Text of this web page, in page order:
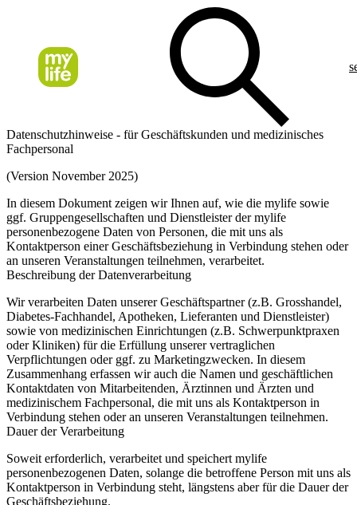
Datenschutzhinweise - für Geschäftskunden und medizinisches
Fachpersonal
(Version November 2025)
In diesem Dokument zeigen wir Ihnen auf, wie die mylife sowie
ggf. Gruppengesellschaften und Dienstleister der mylife
personenbezogene Daten von Personen, die mit uns als
Kontaktperson einer Geschäftsbeziehung in Verbindung stehen oder
an unseren Veranstaltungen teilnehmen, verarbeitet.
Beschreibung der Datenverarbeitung
Wir verarbeiten Daten unserer Geschäftspartner (z.B. Grosshandel,
Diabetes-Fachhandel, Apotheken, Lieferanten und Dienstleister)
sowie von medizinischen Einrichtungen (z.B. Schwerpunktpraxen
oder Kliniken) für die Erfüllung unserer vertraglichen
Verpflichtungen oder ggf. zu Marketingzwecken. In diesem
Zusammenhang erfassen wir auch die Namen und geschäftlichen
Kontaktdaten von Mitarbeitenden, Ärztinnen und Ärzten und
medizinischem Fachpersonal, die mit uns als Kontaktperson in
Verbindung stehen oder an unseren Veranstaltungen teilnehmen.
Dauer der Verarbeitung
Soweit erforderlich, verarbeitet und speichert mylife
personenbezogenen Daten, solange die betroffene Person mit uns als
Kontaktperson in Verbindung steht, längstens aber für die Dauer der
Geschäftsbeziehung.